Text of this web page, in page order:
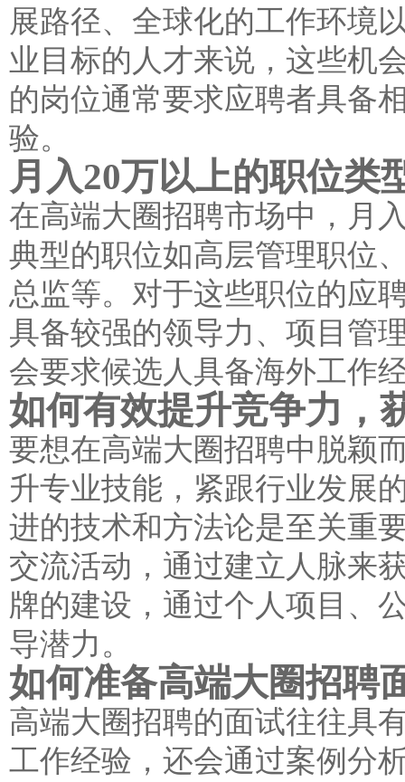
展路径、全球化的工作环境
业目标的人才来说，这些机
的岗位通常要求应聘者具备
验。
月入20万以上的职位类
在高端大圈招聘市场中，月
典型的职位如高层管理职位
总监等。对于这些职位的应
具备较强的领导力、项目管
会要求候选人具备海外工作
如何有效提升竞争力，
要想在高端大圈招聘中脱颖
升专业技能，紧跟行业发展
进的技术和方法论是至关重
交流活动，通过建立人脉来
牌的建设，通过个人项目、
导潜力。
如何准备高端大圈招聘
高端大圈招聘的面试往往具
工作经验，还会通过案例分